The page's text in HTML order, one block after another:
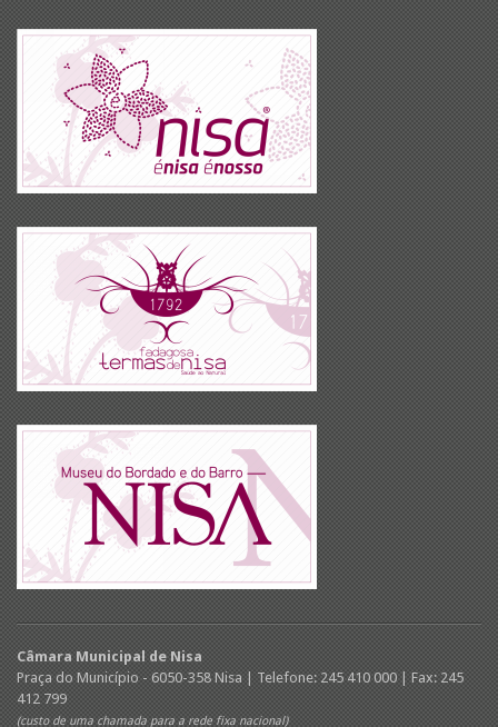
Câmara Municipal de Nisa
Praça do Município - 6050-358 Nisa | Telefone: 245 410 000 | Fax: 245
412 799
(custo de uma chamada para a rede fixa nacional)